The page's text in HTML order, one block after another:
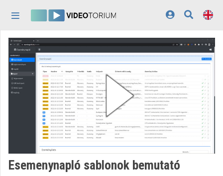
Home
Log In
Discovery
Categories
Playlists
Organizations
Contributors
Esemenynapló sablonok bemutató